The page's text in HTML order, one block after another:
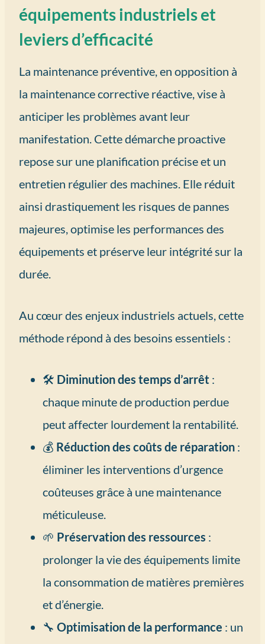
équipements industriels et
leviers d’efficacité
La maintenance préventive, en opposition à
la maintenance corrective réactive, vise à
anticiper les problèmes avant leur
manifestation. Cette démarche proactive
repose sur une planification précise et un
entretien régulier des machines. Elle réduit
ainsi drastiquement les risques de pannes
majeures, optimise les performances des
équipements et préserve leur intégrité sur la
durée.
Au cœur des enjeux industriels actuels, cette
méthode répond à des besoins essentiels :
🛠️ Diminution des temps d’arrêt :
chaque minute de production perdue
peut affecter lourdement la rentabilité.
💰 Réduction des coûts de réparation :
éliminer les interventions d’urgence
coûteuses grâce à une maintenance
méticuleuse.
🌱 Préservation des ressources :
prolonger la vie des équipements limite
la consommation de matières premières
et d’énergie.
🔧 Optimisation de la performance : un